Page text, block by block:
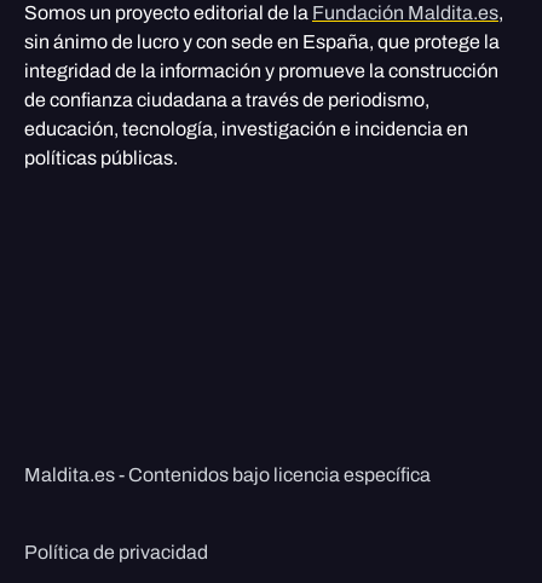
Somos un proyecto editorial de la Fundación Maldita.es,
sin ánimo de lucro y con sede en España, que protege la
integridad de la información y promueve la construcción
de confianza ciudadana a través de periodismo,
educación, tecnología, investigación e incidencia en
políticas públicas.
Maldita.es - Contenidos bajo licencia específica
Política de privacidad